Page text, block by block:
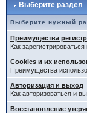
Выберите раздел
Выберите нужный
Преимущества
Как
Cookies и их
Преимущества
Авторизация и выход
Как авторизоваться и
Восстановление